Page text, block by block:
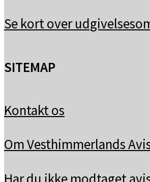
Se kort over
SITEMAP
Kontakt os
Om Vesthimmerlands
Har du ikke modtaget